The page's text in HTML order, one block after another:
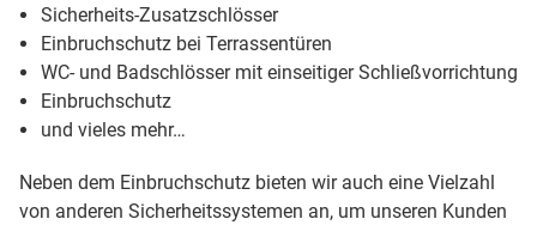
Sicherheits-Zusatzschlösser
Einbruchschutz bei Terrassentüren
WC- und Badschlösser mit einseitiger Schließvorrichtung
Einbruchschutz
und vieles mehr…
Neben dem Einbruchschutz bieten wir auch eine Vielzahl
von anderen Sicherheitssystemen an, um unseren Kunden